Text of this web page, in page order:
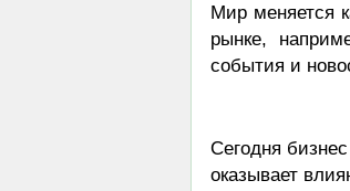
Мир меняется
рынке,
события и
Сегодня
оказывает